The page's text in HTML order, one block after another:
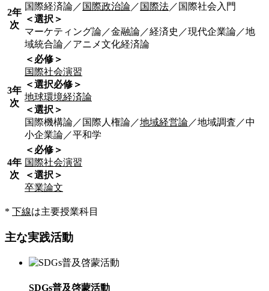
2年
次
国際経済論／ 国際政治論／ 国際法／国際社会入門
＜選択＞
マーケティング論／金融論／経済史／現代企業論／地
域統合論／アニメ文化経済論
3年
次
＜必修＞
国際社会演習
＜選択必修＞
地球環境経済論
＜選択＞
国際機構論／国際人権論／地域経営論／地域調査／中
小企業論／平和学
4年
次
＜必修＞
国際社会演習
＜選択＞
卒業論文
* 下線は主要授業科目
主な実践活動
SDGs普及啓蒙活動